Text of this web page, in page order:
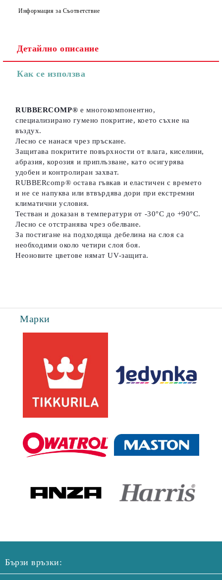
Информация за Съответствие
Детайлно описание
Как се използва
RUBBERCOMP® е многокомпонентно,
специализирано гумено покритие, което съхне на
въздух.
Лесно се нанася чрез пръскане.
Защитава покритите повърхности от влага, киселини,
абразия, корозия и приплъзване, като осигурява
удобен и контролиран захват.
RUBBERcomp® остава гъвкав и еластичен с времето
и не се напуква или втвърдява дори при екстремни
климатични условия.
Тестван и доказан в температури от -30°C до +90°C.
Лесно се отстранява чрез обелване.
За постигане на подходяща дебелина на слоя са
необходими около четири слоя боя.
Неоновите цветове нямат UV-защита.
Марки
Бързи връзки: